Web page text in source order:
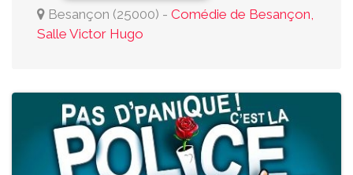
Besançon (25000) - Comédie de Besançon,
Salle Victor Hugo